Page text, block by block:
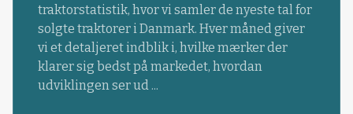
traktorstatistik, hvor vi samler de nyeste tal for
solgte traktorer i Danmark. Hver måned giver
vi et detaljeret indblik i, hvilke mærker der
klarer sig bedst på markedet, hvordan
udviklingen ser ud ...